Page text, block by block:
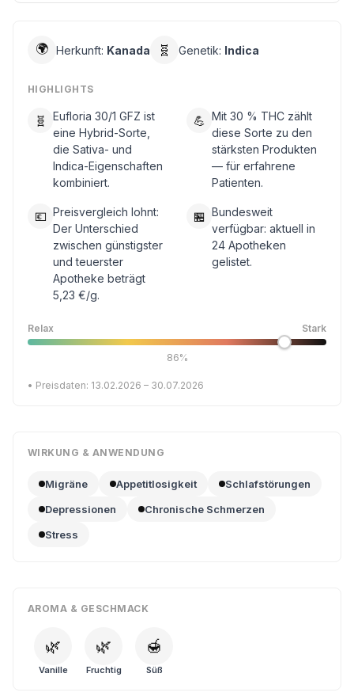
🌍 Herkunft: Kanada 🧬 Genetik: Indica
HIGHLIGHTS
🧬
Eufloria 30/1 GFZ ist
eine Hybrid-Sorte,
die Sativa- und
Indica-Eigenschaften
kombiniert.
💪 Mit 30 % THC zählt
diese Sorte zu den
stärksten Produkten
— für erfahrene
Patienten.
💶 Preisvergleich lohnt:
Der Unterschied
zwischen günstigster
und teuerster
Apotheke beträgt
5,23 €/g.
🏪 Bundesweit
verfügbar: aktuell in
24 Apotheken
gelistet.
Relax Stark
86%
• Preisdaten: 13.02.2026 – 30.07.2026
WIRKUNG & ANWENDUNG
Migräne Appetitlosigkeit
Schlafstörungen
Depressionen
Chronische Schmerzen
Stress
AROMA & GESCHMACK
🌿
Vanille
🌿
Fruchtig
🍯
Süß